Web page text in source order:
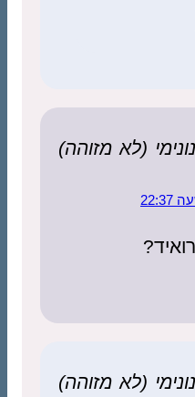
(לא מזוהה)
(לא מזוהה)